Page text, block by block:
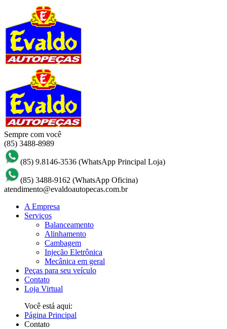
Sempre com você
(85) 3488-8989
(85) 9.8146-3536 (WhatsApp Principal Loja)
(85) 3488-9162 (WhatsApp Oficina)
atendimento@evaldoautopecas.com.br
A Empresa
Serviços
Balanceamento
Alinhamento
Cambagem
Injeção Eletrônica
Mecânica em geral
Peças para seu veículo
Contato
Loja Virtual
Você está aqui:
Página Principal
Contato